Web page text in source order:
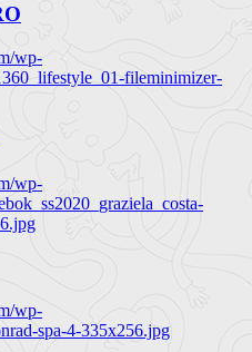
wp-
fileminimizer-
wp-
wp-
spa-4-335x256.jpg